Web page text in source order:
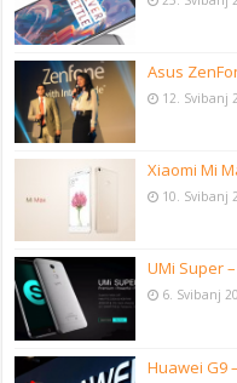
Asus
12. Svibanj
Xiaomi Mi
10. Svibanj
UMi Super
6. Svibanj
Huawei G9